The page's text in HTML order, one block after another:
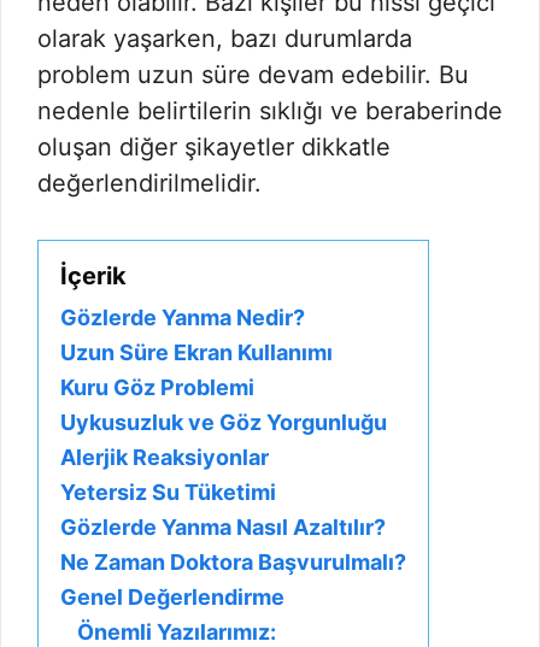
olarak yaşarken, bazı durumlarda
problem uzun süre devam edebilir. Bu
nedenle belirtilerin sıklığı ve beraberinde
oluşan diğer şikayetler dikkatle
değerlendirilmelidir.
İçerik
Gözlerde Yanma Nedir?
Uzun Süre Ekran Kullanımı
Kuru Göz Problemi
Uykusuzluk ve Göz Yorgunluğu
Alerjik Reaksiyonlar
Yetersiz Su Tüketimi
Gözlerde Yanma Nasıl Azaltılır?
Ne Zaman Doktora Başvurulmalı?
Genel Değerlendirme
Önemli Yazılarımız: